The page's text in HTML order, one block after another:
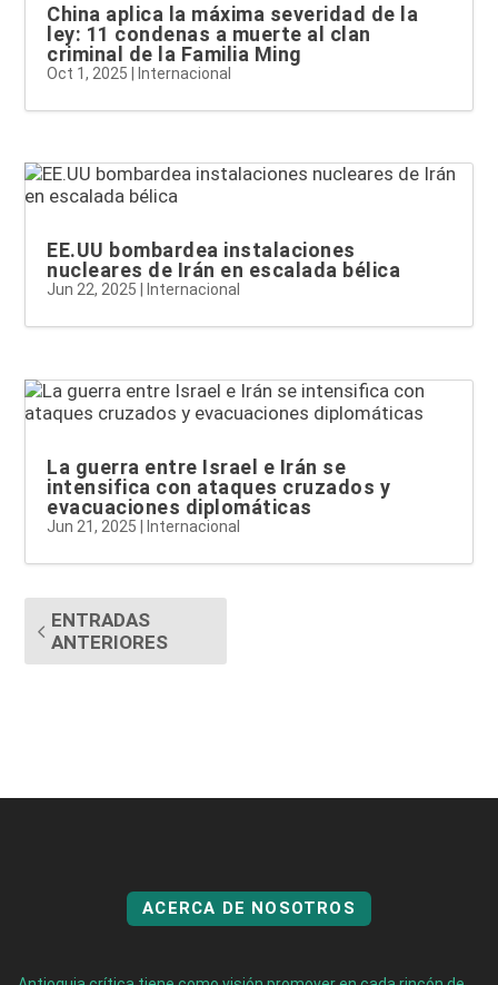
China aplica la máxima severidad de la
ley: 11 condenas a muerte al clan
criminal de la Familia Ming
Oct 1, 2025 Internacional
EE.UU bombardea instalaciones
nucleares de Irán en escalada bélica
Jun 22, 2025 Internacional
La guerra entre Israel e Irán se
intensifica con ataques cruzados y
evacuaciones diplomáticas
Jun 21, 2025 |Internacional
ENTRADAS
ANTERIORES
ACERCA DE NOSOTROS